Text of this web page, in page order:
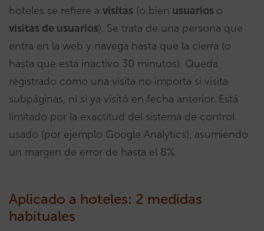
hoteles se refiere a visitas (o bien usuarios o
visitas de usuarios). Se trata de una persona que
entra en la web y navega hasta que la cierra (o
hasta que está inactivo 30 minutos). Queda
registrado como una visita no importa si visita
subpáginas, ni si ya visitó en fecha anterior. Está
limitado por la exactitud del sistema de control
usado (por ejemplo Google Analytics), asumiendo
un margen de error de hasta el 8%.
Aplicado a hoteles: 2 medidas
habituales